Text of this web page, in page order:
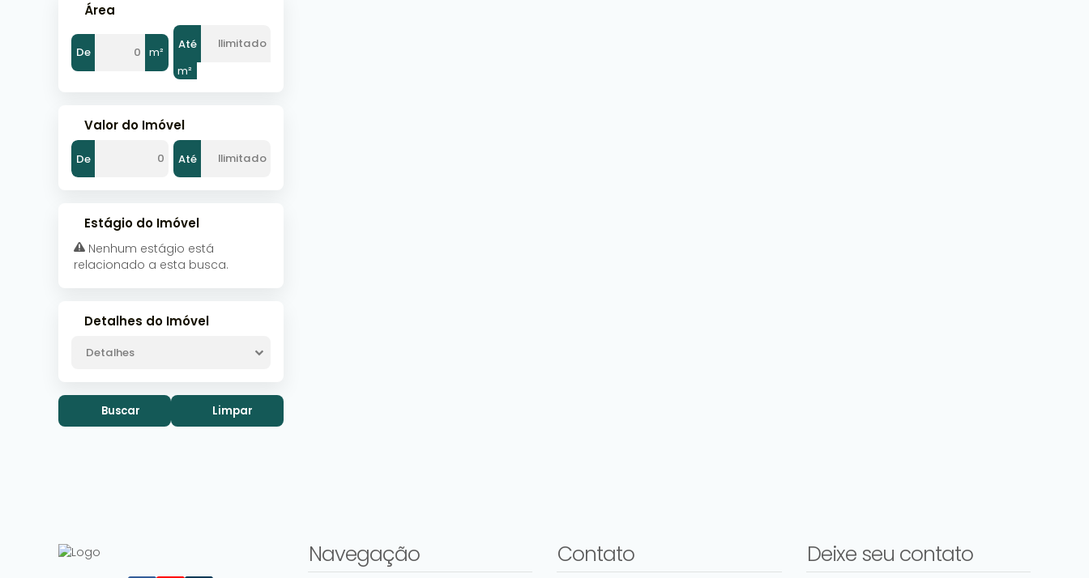
Área
De m²
Até
m²
Valor do Imóvel
De Até
Estágio do Imóvel
Nenhum estágio está
relacionado a esta busca.
Detalhes do Imóvel
Detalhes
Buscar Limpar
Navegação Contato Deixe seu contato